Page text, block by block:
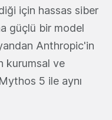
için hassas siber
güçlü bir model
Anthropic'in
kurumsal ve
5 ile aynı